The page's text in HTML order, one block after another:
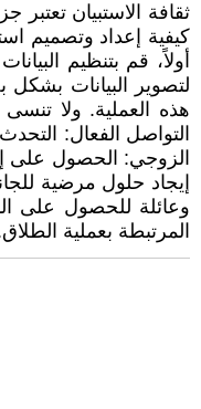
ثقافة الاستبيان
كيفية إعداد وتصميم
أولاً، قم بتنظيم
لتصوير البيانات بشكل
المرتبطة بعملية